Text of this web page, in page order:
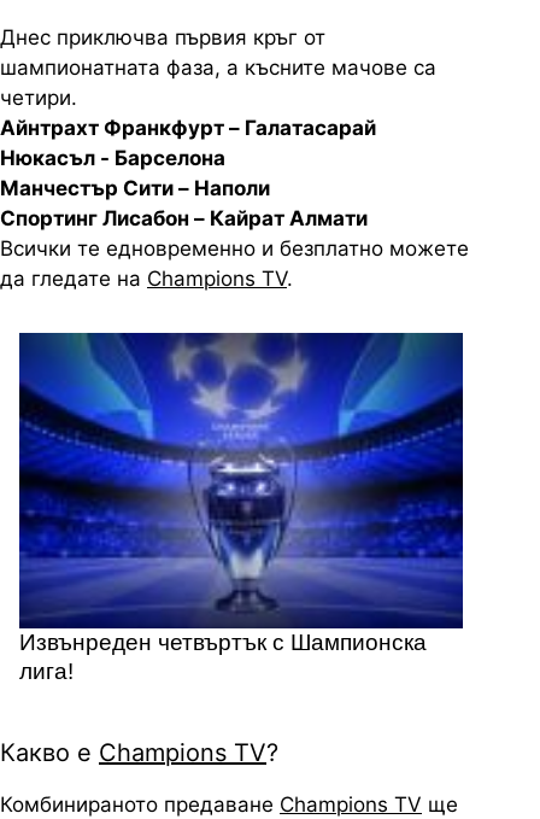
Днес приключва първия кръг от
шампионатната фаза, а късните мачове са
четири.
Айнтрахт Франкфурт – Галатасарай
Нюкасъл - Барселона
Манчестър Сити – Наполи
Спортинг Лисабон – Кайрат Алмати
Всички те едновременно и безплатно можете
да гледате на Champions TV.
Извънреден четвъртък с Шампионска
лига!
Какво е Champions TV?
Комбинираното предаване Champions TV ще